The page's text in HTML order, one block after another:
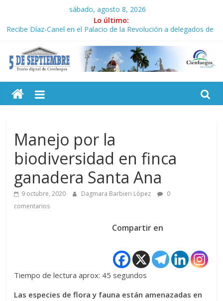
contenido
sábado, agosto 8, 2026
Lo último:
Recibe Díaz-Canel en el Palacio de la Revolución a delegados de
Frente Amplio de Dominicana reivindica legado de Fidel Castro
La derecha de América Latina corteja al escudo
MLB: Dodgers ante el espejo de su séptima caída
5
Septiembre
Diario
digital
Cienfuegos,
Cuba
Manejo por la
biodiversidad en finca
ganadera Santa Ana
9 octubre, 2020 Dagmara Barbieri López
0
comentarios
Compartir en
Tiempo de lectura aprox: 45 segundos
Las especies de flora y fauna están amenazadas en